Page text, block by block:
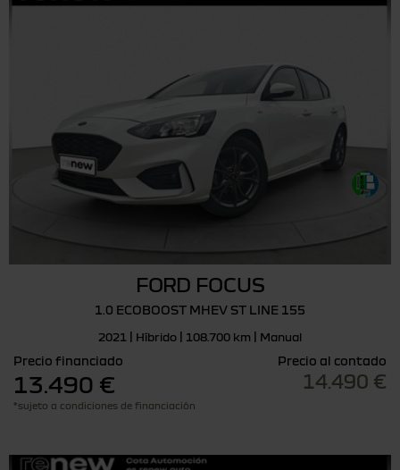
FORD FOCUS
1.0 ECOBOOST MHEV ST LINE 155
2021 | Híbrido | 108.700 km | Manual
Precio financiado
13.490 €
*sujeto a condiciones de financiación
Precio al contado
14.490 €